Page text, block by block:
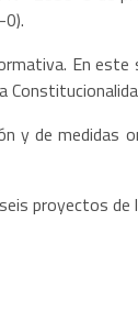
En
de medidas
proyectos